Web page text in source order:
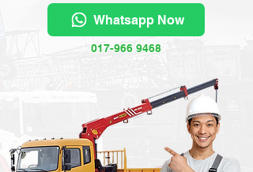
Whatsapp Now
017-966 9468